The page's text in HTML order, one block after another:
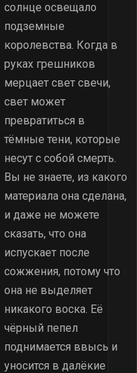
солнце освещало
подземные
королевства. Когда в
руках грешников
мерцает свет свечи,
свет может
превратиться в
тёмные тени, которые
несут с собой смерть.
Вы не знаете, из какого
материала она сделана,
и даже не можете
сказать, что она
испускает после
сожжения, потому что
она не выделяет
никакого воска. Её
чёрный пепел
поднимается ввысь и
уносится в далёкие